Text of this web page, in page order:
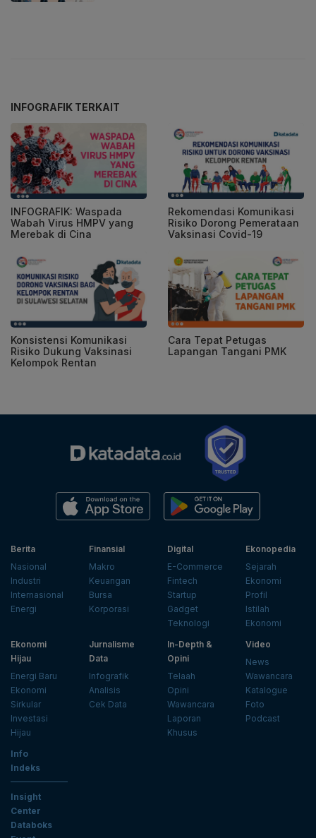
INFOGRAFIK TERKAIT
INFOGRAFIK: Waspada
Wabah Virus HMPV yang
Merebak di Cina
Rekomendasi Komunikasi
Risiko Dorong Pemerataan
Vaksinasi Covid-19
Konsistensi Komunikasi
Risiko Dukung Vaksinasi
Kelompok Rentan
Cara Tepat Petugas
Lapangan Tangani PMK
Berita
Nasional
Industri
Internasional
Energi
Finansial
Makro
Keuangan
Bursa
Korporasi
Digital
E-Commerce
Fintech
Startup
Gadget
Teknologi
Ekonopedia
Sejarah
Ekonomi
Profil
Istilah
Ekonomi
Ekonomi
Hijau
Energi Baru
Ekonomi
Sirkular
Investasi
Hijau
Jurnalisme
Data
Infografik
Analisis
Cek Data
In-Depth &
Opini
Telaah
Opini
Wawancara
Laporan
Khusus
Video
News
Wawancara
Katalogue
Foto
Podcast
Info
Indeks
Insight
Center
Databoks